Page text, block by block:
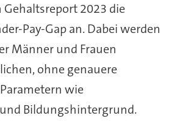
2023 die
Pay-Gap an. Dabei werden
Männer und Frauen
ohne genauere
wie
Bildungshintergrund.